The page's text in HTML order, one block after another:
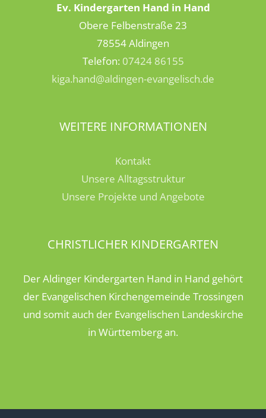
Ev. Kindergarten Hand in Hand
Obere Felbenstraße 23
78554 Aldingen
Telefon: 07424 86155
kiga.hand@aldingen-evangelisch.de
WEITERE INFORMATIONEN
Kontakt
Unsere Alltagsstruktur
Unsere Projekte und Angebote
CHRISTLICHER KINDERGARTEN
Der Aldinger Kindergarten Hand in Hand gehört
der Evangelischen Kirchengemeinde Trossingen
und somit auch der Evangelischen Landeskirche
in Württemberg an.